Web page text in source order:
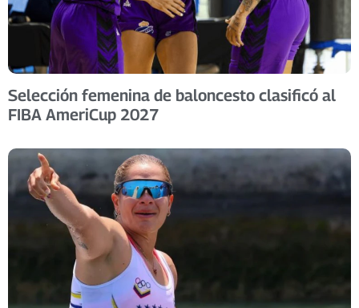
​Selección femenina de baloncesto clasificó al
FIBA AmeriCup 2027 ​ ​